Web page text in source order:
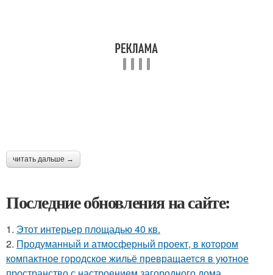
читать дальше →
Последние обновления на сайте:
1. Этот интерьер площадью 40 кв.
2. Продуманный и атмосферный проект, в котором
компактное городское жильё превращается в уютное